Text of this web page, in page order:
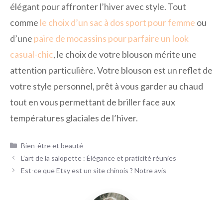
élégant pour affronter l’hiver avec style. Tout
comme le choix d’un sac à dos sport pour femme ou
d’une paire de mocassins pour parfaire un look
casual-chic, le choix de votre blouson mérite une
attention particulière. Votre blouson est un reflet de
votre style personnel, prêt à vous garder au chaud
tout en vous permettant de briller face aux
températures glaciales de l’hiver.
Catégories
Bien-être et beauté
L’art de la salopette : Élégance et praticité réunies
Est-ce que Etsy est un site chinois ? Notre avis